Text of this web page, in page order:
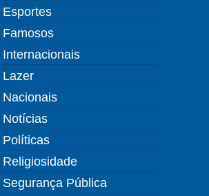
Esportes
Famosos
Internacionais
Lazer
Nacionais
Notícias
Políticas
Religiosidade
Segurança Pública